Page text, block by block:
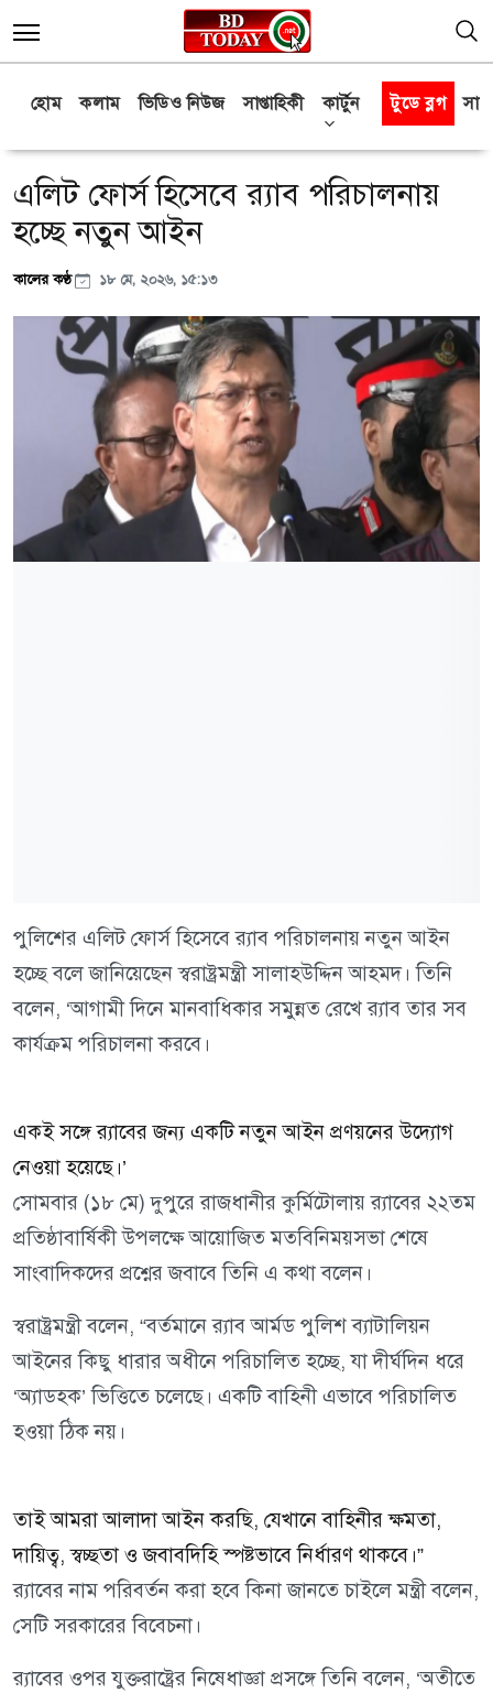
হোম কলাম ভিডিও নিউজ সাপ্তাহিকী কার্টুন টুডে ব্লগ
এলিট ফোর্স হিসেবে র‍্যাব পরিচালনায়
হচ্ছে নতুন আইন
কালের কণ্ঠ ১৮ মে, ২০২৬, ১৫:১৩
পুলিশের এলিট ফোর্স হিসেবে র‍্যাব পরিচালনায় নতুন আইন
হচ্ছে বলে জানিয়েছেন স্বরাষ্ট্রমন্ত্রী সালাহউদ্দিন আহমদ। তিনি
বলেন, ‘আগামী দিনে মানবাধিকার সমুন্নত রেখে র‍্যাব তার সব
কার্যক্রম পরিচালনা করবে।
একই সঙ্গে র‍্যাবের জন্য একটি নতুন আইন প্রণয়নের উদ্যোগ
নেওয়া হয়েছে।’
সোমবার (১৮ মে) দুপুরে রাজধানীর কুর্মিটোলায় র‍্যাবের ২২তম
প্রতিষ্ঠাবার্ষিকী উপলক্ষে আয়োজিত মতবিনিময়সভা শেষে
সাংবাদিকদের প্রশ্নের জবাবে তিনি এ কথা বলেন।
স্বরাষ্ট্রমন্ত্রী বলেন, “বর্তমানে র‍্যাব আর্মড পুলিশ ব্যাটালিয়ন
আইনের কিছু ধারার অধীনে পরিচালিত হচ্ছে, যা দীর্ঘদিন ধরে
‘অ্যাডহক’ ভিত্তিতে চলেছে। একটি বাহিনী এভাবে পরিচালিত
হওয়া ঠিক নয়।
তাই আমরা আলাদা আইন করছি, যেখানে বাহিনীর ক্ষমতা,
দায়িত্ব, স্বচ্ছতা ও জবাবদিহি স্পষ্টভাবে নির্ধারণ থাকবে।”
র‍্যাবের নাম পরিবর্তন করা হবে কিনা জানতে চাইলে মন্ত্রী বলেন,
সেটি সরকারের বিবেচনা।
র‍্যাবের ওপর যুক্তরাষ্ট্রের নিষেধাজ্ঞা প্রসঙ্গে তিনি বলেন, ‘অতীতে